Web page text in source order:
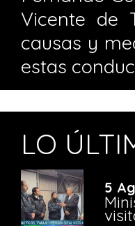
Vicente de
causas y
estas
LO
5